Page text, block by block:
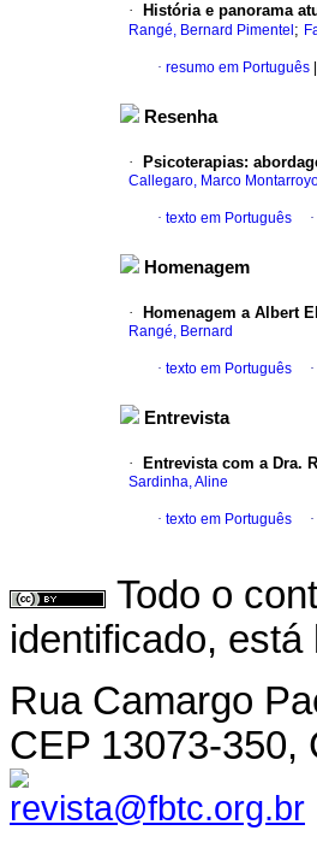
· História e panorama
Rangé, Bernard Pimentel ;
· resumo em Português
Resenha
· Psicoterapias:
Callegaro, Marco
· texto em Português ·
Homenagem
· Homenagem a Albert
Rangé, Bernard
· texto em Português ·
Entrevista
· Entrevista com a Dra.
Sardinha, Aline
· texto em Português ·
Todo o
identificado,
Rua Camargo
CEP 13073-350,
revista@fbtc.org.br